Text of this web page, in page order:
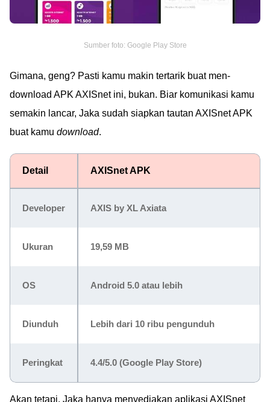
Sumber foto: Google Play Store
Gimana, geng? Pasti kamu makin tertarik buat men-
download APK AXISnet ini, bukan. Biar komunikasi kamu
semakin lancar, Jaka sudah siapkan tautan AXISnet APK
buat kamu download.
Detail AXISnet APK
Developer AXIS by XL Axiata
Ukuran 19,59 MB
OS Android 5.0 atau lebih
Diunduh Lebih dari 10 ribu pengunduh
Peringkat 4.4/5.0 (Google Play Store)
Akan tetapi, Jaka hanya menyediakan aplikasi AXISnet